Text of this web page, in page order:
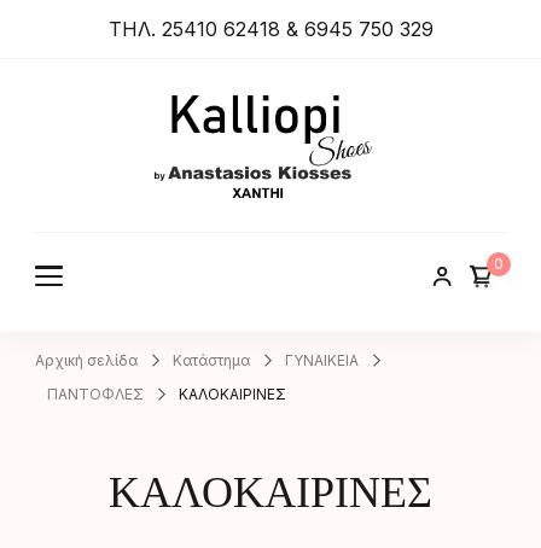
ΤΗΛ. 25410 62418 & 6945 750 329
KIOSSES
0
Αρχική σελίδα Κατάστημα
ΓΥΝΑΙΚΕΙΑ
ΠΑΝΤΟΦΛΕΣ
ΚΑΛΟΚΑΙΡΙΝΕΣ
ΚΑΛΟΚΑΙΡΙΝΕΣ